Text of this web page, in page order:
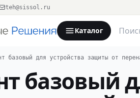
teh@sissol.ru
Каталог
базовый для устройства защиты от
базовый